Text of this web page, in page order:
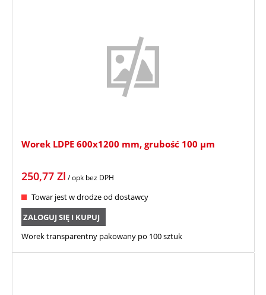
Worek LDPE 600x1200 mm, grubość 100 µm
250,77 Zl / opk bez DPH
Towar jest w drodze od dostawcy
ZALOGUJ SIĘ I KUPUJ
Worek transparentny pakowany po 100 sztuk